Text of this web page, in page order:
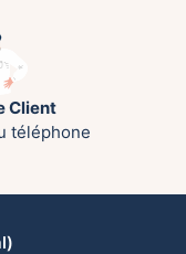
Client
téléphone